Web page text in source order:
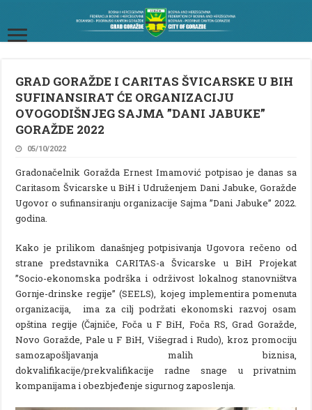
GRAD GORAŽDE I CARITAS ŠVICARSKE U BIH
SUFINANSIRAT ĆE ORGANIZACIJU
OVOGODIŠNJEG SAJMA ”DANI JABUKE”
GORAŽDE 2022
05/10/2022
Gradonačelnik Goražda Ernest Imamović potpisao je danas sa
Caritasom Švicarske u BiH i Udruženjem Dani Jabuke, Goražde
Ugovor o sufinansiranju organizacije Sajma ”Dani Jabuke” 2022.
godina.
Kako je prilikom današnjeg potpisivanja Ugovora rečeno od
strane predstavnika CARITAS-a Švicarske u BiH Projekat
”Socio-ekonomska podrška i održivost lokalnog stanovništva
Gornje-drinske regije” (SEELS), kojeg implementira pomenuta
organizacija, ima za cilj podržati ekonomski razvoj osam
opština regije (Čajniče, Foča u F BiH, Foča RS, Grad Goražde,
Novo Goražde, Pale u F BiH, Višegrad i Rudo), kroz promociju
samozapošljavanja malih biznisa,
dokvalifikacije/prekvalifikacije radne snage u privatnim
kompanijama i obezbjeđenje sigurnog zaposlenja.